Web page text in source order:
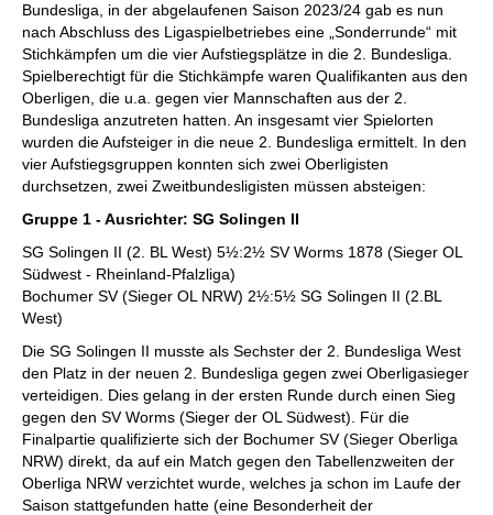
Bundesliga, in der abgelaufenen Saison 2023/24 gab es nun
nach Abschluss des Ligaspielbetriebes eine „Sonderrunde“ mit
Stichkämpfen um die vier Aufstiegsplätze in die 2. Bundesliga.
Spielberechtigt für die Stichkämpfe waren Qualifikanten aus den
Oberligen, die u.a. gegen vier Mannschaften aus der 2.
Bundesliga anzutreten hatten. An insgesamt vier Spielorten
wurden die Aufsteiger in die neue 2. Bundesliga ermittelt. In den
vier Aufstiegsgruppen konnten sich zwei Oberligisten
durchsetzen, zwei Zweitbundesligisten müssen absteigen:
Gruppe 1 - Ausrichter: SG Solingen II
SG Solingen II (2. BL West) 5½:2½ SV Worms 1878 (Sieger OL
Südwest - Rheinland-Pfalzliga)
Bochumer SV (Sieger OL NRW) 2½:5½ SG Solingen II (2.BL
West)
Die SG Solingen II musste als Sechster der 2. Bundesliga West
den Platz in der neuen 2. Bundesliga gegen zwei Oberligasieger
verteidigen. Dies gelang in der ersten Runde durch einen Sieg
gegen den SV Worms (Sieger der OL Südwest). Für die
Finalpartie qualifizierte sich der Bochumer SV (Sieger Oberliga
NRW) direkt, da auf ein Match gegen den Tabellenzweiten der
Oberliga NRW verzichtet wurde, welches ja schon im Laufe der
Saison stattgefunden hatte (eine Besonderheit der